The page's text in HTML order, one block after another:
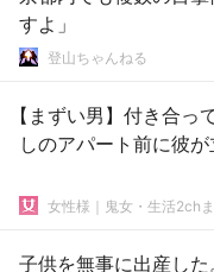
すよ」
登山ちゃんねる
【まずい男】付き合
しのアパート前に彼
女性様｜鬼女・生活2ch
子供を無事に出産し